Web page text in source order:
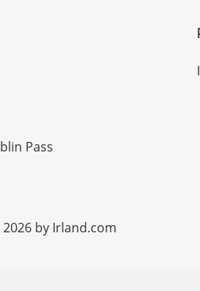
Pass
by Irland.com